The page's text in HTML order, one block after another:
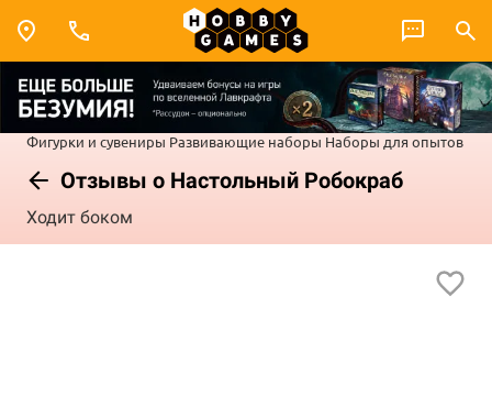
Фигурки и сувениры Развивающие наборы Наборы для опытов
Отзывы о Настольный Робокраб
Ходит боком